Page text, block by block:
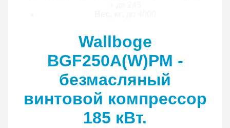
Wallboge
BGF250A(W)PM -
безмасляный
винтовой компрессор
185 кВт.